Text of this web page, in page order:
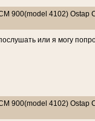
900(model 4102) Ostap
или я могу
900(model 4102) Ostap